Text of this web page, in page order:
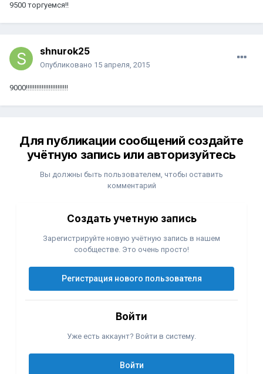
9500 торгуемся!!
shnurok25
Опубликовано 15 апреля, 2015
9000!!!!!!!!!!!!!!!!!!!!!!!!
Для публикации сообщений создайте
учётную запись или авторизуйтесь
Вы должны быть пользователем, чтобы оставить
комментарий
Создать учетную запись
Зарегистрируйте новую учётную запись в нашем
сообществе. Это очень просто!
Регистрация нового пользователя
Войти
Уже есть аккаунт? Войти в систему.
Войти